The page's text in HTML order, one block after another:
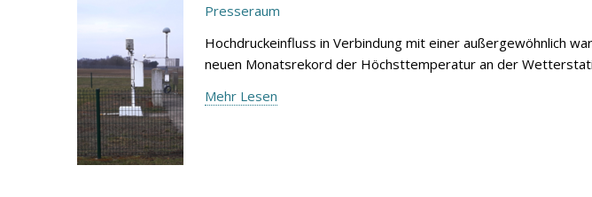
Presseraum
Hochdruckeinfluss in Verbindung mit einer außergewöhnlich
neuen Monatsrekord der Höchsttemperatur an der
Mehr Lesen